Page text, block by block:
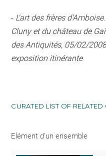
- L'art des frères
Cluny et du château de
des Antiquités, 05/02/
exposition itinérante
CURATED LIST OF
Elément d'un ensemble